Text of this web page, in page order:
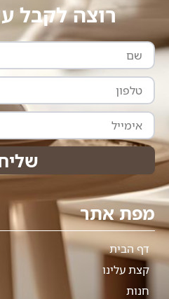
רוצה לקבל
שם
טלפון
אימייל
מפת אתר
דף הבית
קצת עלינו
חנות